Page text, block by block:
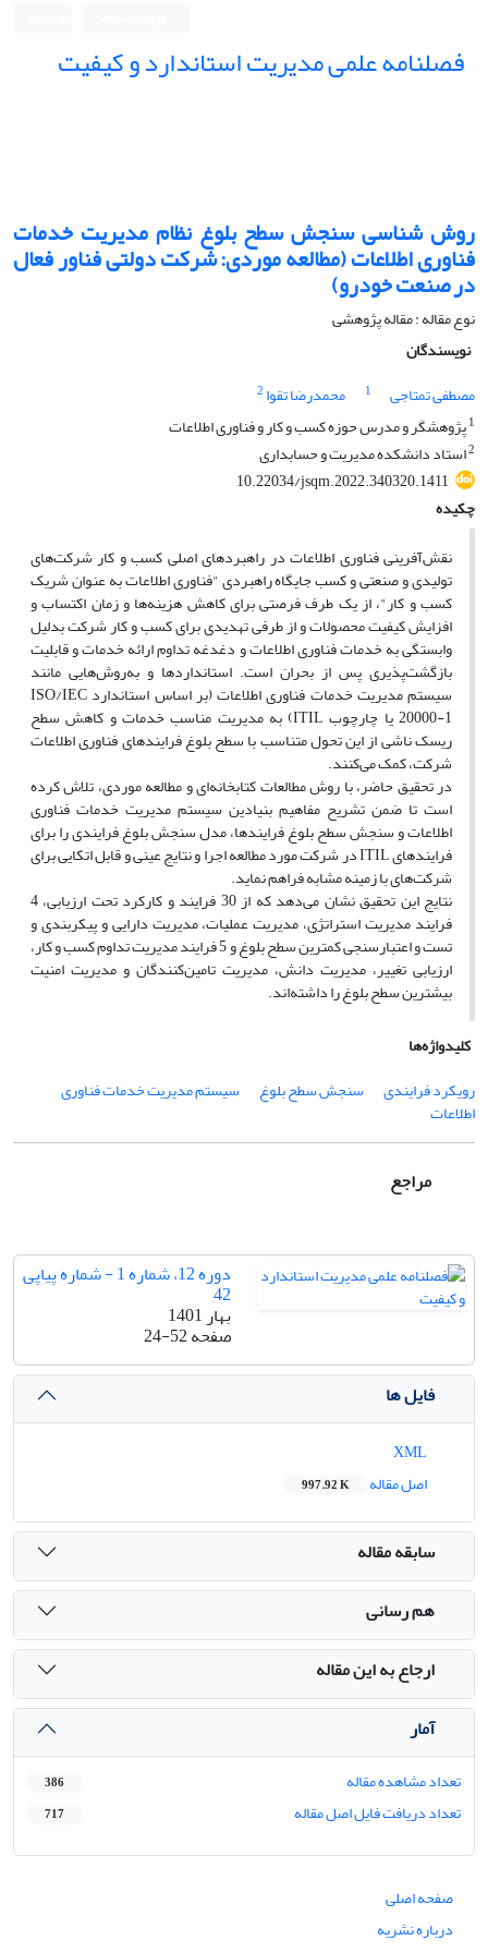
فصلنامه علمی مدیریت استاندارد و کیفیت
روش شناسی سنجش سطح بلوغ نظام مدیریت خدمات
فناوری اطلاعات (مطالعه موردی: شرکت دولتی فناور فعال
در صنعت خودرو)
نوع مقاله : مقاله پژوهشی
نویسندگان
مصطفی تمتاجی
1 محمدرضا تقوا 2
1پژوهشگر و مدرس حوزه کسب و کار و فناوری اطلاعات
2استاد دانشکده مدیریت و حسابداری
10.22034/jsqm.2022.340320.1411
چکیده
نقش‌آفرینی فناوری اطلاعات در راهبردهای اصلی کسب و کار شرکت‌های
تولیدی و صنعتی و کسب جایگاه راهبردی "فناوری اطلاعات به عنوان شریک
کسب و کار"، از یک طرف فرصتی برای کاهش هزینه‌ها و زمان اکتساب و
افزایش کیفیت محصولات و از طرفی تهدیدی برای کسب و کار شرکت بدلیل
وابستگی به خدمات فناوری اطلاعات و دغدغه تداوم ارائه خدمات و قابلیت
بازگشت‌پذیری پس از بحران است. استانداردها و به‌روش‌هایی مانند
سیستم مدیریت خدمات فناوری اطلاعات (بر اساس استاندارد ISO/IEC
20000-1 یا چارچوب ITIL) به مدیریت مناسب خدمات و کاهش سطح
ریسک ناشی از این تحول متناسب با سطح بلوغ فرایندهای فناوری اطلاعات
شرکت، کمک می‌کنند.
در تحقیق حاضر، با روش مطالعات کتابخانه‌ای و مطالعه موردی، تلاش کرده
است تا ضمن تشریح مفاهیم بنیادین سیستم مدیریت خدمات فناوری
اطلاعات و سنجش سطح بلوغ فرایندها، مدل سنجش بلوغ فرایندی را برای
فرایندهای ITIL در شرکت مورد مطالعه اجرا و نتایج عینی و قابل اتکایی برای
شرکت‌های با زمینه مشابه فراهم نماید.
نتایج این تحقیق نشان می‌دهد که از 30 فرایند و کارکرد تحت ارزیابی، 4
فرایند مدیریت استراتژی، مدیریت عملیات، مدیریت دارایی و پیکربندی و
تست و اعتبارسنجی کمترین سطح بلوغ و 5 فرایند مدیریت تداوم کسب و کار،
ارزیابی تغییر، مدیریت دانش، مدیریت تامین‌کنندگان و مدیریت امنیت
بیشترین سطح بلوغ را داشته‌اند.
کلیدواژه‌ها
رویکرد فرایندی
سنجش سطح بلوغ سیستم مدیریت خدمات فناوری
اطلاعات
مراجع
دوره 12، شماره 1 - شماره پیاپی
42
بهار 1401
صفحه24-52
فایل ها
اصل مقاله
997.92 K
سابقه مقاله
هم رسانی
ارجاع به این مقاله
آمار
تعداد مشاهده مقاله 386
تعداد دریافت فایل اصل مقاله 717
صفحه اصلی
درباره نشریه